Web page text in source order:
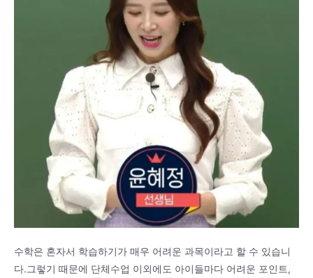
수학은 혼자서 학습하기가 매우 어려운 과목이라고 할 수 있습니
다.그렇기 때문에 단체수업 이외에도 아이들마다 어려운 포인트,